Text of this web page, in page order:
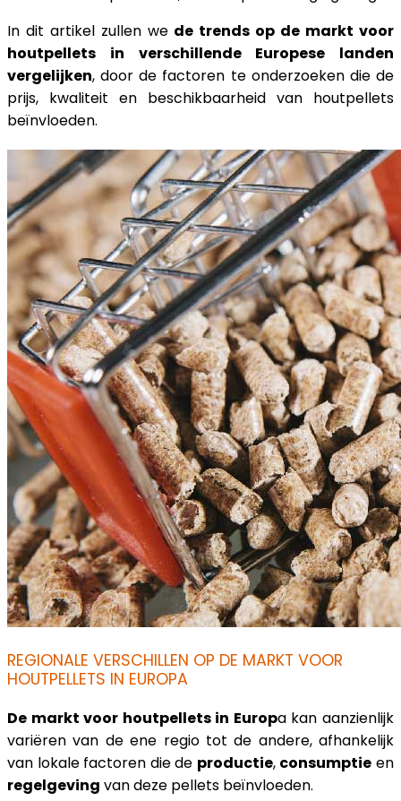
In dit artikel zullen we de trends op de markt voor
houtpellets in verschillende Europese landen
vergelijken, door de factoren te onderzoeken die de
prijs, kwaliteit en beschikbaarheid van houtpellets
beïnvloeden.
REGIONALE VERSCHILLEN OP DE MARKT VOOR
HOUTPELLETS IN EUROPA
De markt voor houtpellets in Europa kan aanzienlijk
variëren van de ene regio tot de andere, afhankelijk
van lokale factoren die de productie, consumptie en
regelgeving van deze pellets beïnvloeden.